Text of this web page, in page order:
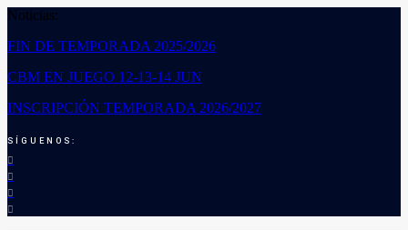
Noticias:
FIN DE TEMPORADA 2025/2026
CBM EN JUEGO 12-13-14 JUN
INSCRIPCIÓN TEMPORADA 2026/2027
SÍGUENOS: